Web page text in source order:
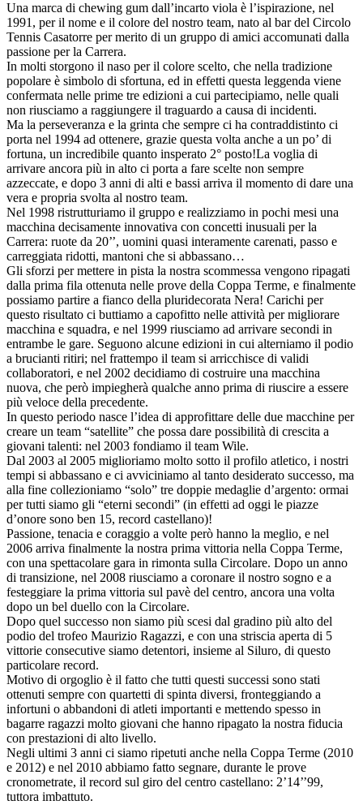
Una marca di chewing gum dall’incarto viola è l’ispirazione, nel
1991, per il nome e il colore del nostro team, nato al bar del Circolo
Tennis Casatorre per merito di un gruppo di amici accomunati dalla
passione per la Carrera.
In molti storgono il naso per il colore scelto, che nella tradizione
popolare è simbolo di sfortuna, ed in effetti questa leggenda viene
confermata nelle prime tre edizioni a cui partecipiamo, nelle quali
non riusciamo a raggiungere il traguardo a causa di incidenti.
Ma la perseveranza e la grinta che sempre ci ha contraddistinto ci
porta nel 1994 ad ottenere, grazie questa volta anche a un po’ di
fortuna, un incredibile quanto insperato 2° posto!La voglia di
arrivare ancora più in alto ci porta a fare scelte non sempre
azzeccate, e dopo 3 anni di alti e bassi arriva il momento di dare una
vera e propria svolta al nostro team.
Nel 1998 ristrutturiamo il gruppo e realizziamo in pochi mesi una
macchina decisamente innovativa con concetti inusuali per la
Carrera: ruote da 20’’, uomini quasi interamente carenati, passo e
carreggiata ridotti, mantoni che si abbassano…
Gli sforzi per mettere in pista la nostra scommessa vengono ripagati
dalla prima fila ottenuta nelle prove della Coppa Terme, e finalmente
possiamo partire a fianco della pluridecorata Nera! Carichi per
questo risultato ci buttiamo a capofitto nelle attività per migliorare
macchina e squadra, e nel 1999 riusciamo ad arrivare secondi in
entrambe le gare. Seguono alcune edizioni in cui alterniamo il podio
a brucianti ritiri; nel frattempo il team si arricchisce di validi
collaboratori, e nel 2002 decidiamo di costruire una macchina
nuova, che però impiegherà qualche anno prima di riuscire a essere
più veloce della precedente.
In questo periodo nasce l’idea di approfittare delle due macchine per
creare un team “satellite” che possa dare possibilità di crescita a
giovani talenti: nel 2003 fondiamo il team Wile.
Dal 2003 al 2005 miglioriamo molto sotto il profilo atletico, i nostri
tempi si abbassano e ci avviciniamo al tanto desiderato successo, ma
alla fine collezioniamo “solo” tre doppie medaglie d’argento: ormai
per tutti siamo gli “eterni secondi” (in effetti ad oggi le piazze
d’onore sono ben 15, record castellano)!
Passione, tenacia e coraggio a volte però hanno la meglio, e nel
2006 arriva finalmente la nostra prima vittoria nella Coppa Terme,
con una spettacolare gara in rimonta sulla Circolare. Dopo un anno
di transizione, nel 2008 riusciamo a coronare il nostro sogno e a
festeggiare la prima vittoria sul pavè del centro, ancora una volta
dopo un bel duello con la Circolare.
Dopo quel successo non siamo più scesi dal gradino più alto del
podio del trofeo Maurizio Ragazzi, e con una striscia aperta di 5
vittorie consecutive siamo detentori, insieme al Siluro, di questo
particolare record.
Motivo di orgoglio è il fatto che tutti questi successi sono stati
ottenuti sempre con quartetti di spinta diversi, fronteggiando a
infortuni o abbandoni di atleti importanti e mettendo spesso in
bagarre ragazzi molto giovani che hanno ripagato la nostra fiducia
con prestazioni di alto livello.
Negli ultimi 3 anni ci siamo ripetuti anche nella Coppa Terme (2010
e 2012) e nel 2010 abbiamo fatto segnare, durante le prove
cronometrate, il record sul giro del centro castellano: 2’14’’99,
tuttora imbattuto.